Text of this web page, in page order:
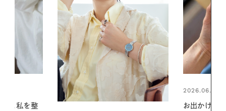
2026.06.01 2026.07.24
夏の髪と心